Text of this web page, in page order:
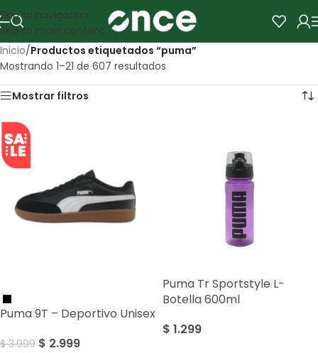
Skip to navigation
Skip to main content
Inicio/Productos etiquetados “puma”
Mostrando 1–21 de 607 resultados
Mostrar filtros
Puma 9T – Deportivo Unisex
$3.999 $ 2.999
Puma Tr Sportstyle L-
Botella 600ml
$ 1.299